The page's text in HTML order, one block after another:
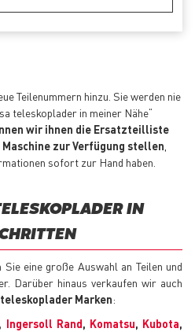
Teilenummern hinzu. Sie werden nie
teleskoplader in meiner Nähe“
wir ihnen die Ersatzteilliste
zur Verfügung stellen
sofort zur Hand haben.
IN
eine große Auswahl an Teilen und
Darüber hinaus verkaufen wir auch
Marken:
Ingersoll Rand, Komatsu, Kubota,